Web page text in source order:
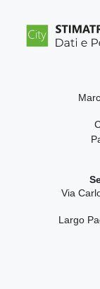
Via
Largo